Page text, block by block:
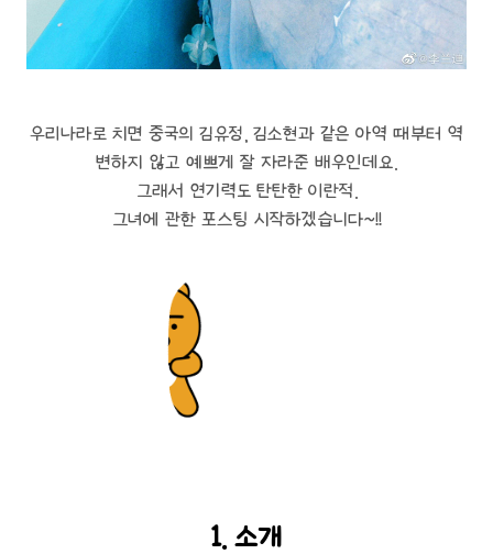
우리나라로 치면 중국의 김유정, 김소현과 같은 아역 때부터 역
변하지 않고 예쁘게 잘 자라준 배우인데요.
그래서 연기력도 탄탄한 이란적.
그녀에 관한 포스팅 시작하겠습니다~!!
1. 소개